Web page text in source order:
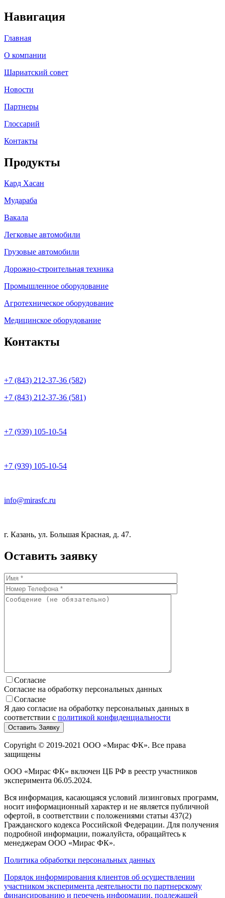
Навигация
Главная
О компании
Шариатский совет
Новости
Партнеры
Глоссарий
Контакты
Продукты
Кард Хасан
Мудараба
Вакала
Легковые автомобили
Грузовые автомобили
Дорожно-строительная техника
Промышленное оборудование
Агротехническое оборудование
Медицинское оборудование
Контакты
+7 (843) 212-37-36 (582)
+7 (843) 212-37-36 (581)
+7 (939) 105-10-54
+7 (939) 105-10-54
info@mirasfc.ru
г. Казань, ул. Большая Красная, д. 47.
Оставить заявку
Согласие
Согласие на обработку персональных данных
Согласие
Я даю согласие на обработку персональных данных в
соответствии с политикой конфиденциальности
Copyright © 2019-2021 ООО «Мирас ФК». Все права
защищены
ООО «Мирас ФК» включен ЦБ РФ в реестр участников
эксперимента 06.05.2024.
Вся информация, касающаяся условий лизинговых программ,
носит информационный характер и не является публичной
офертой, в соответствии с положениями статьи 437(2)
Гражданского кодекса Российской Федерации. Для получения
подробной информации, пожалуйста, обращайтесь к
менеджерам ООО «Мирас ФК».
Политика обработки персональных данных
Порядок информирования клиентов об осуществлении
участником эксперимента деятельности по партнерскому
финансированию и перечень информации, подлежащей